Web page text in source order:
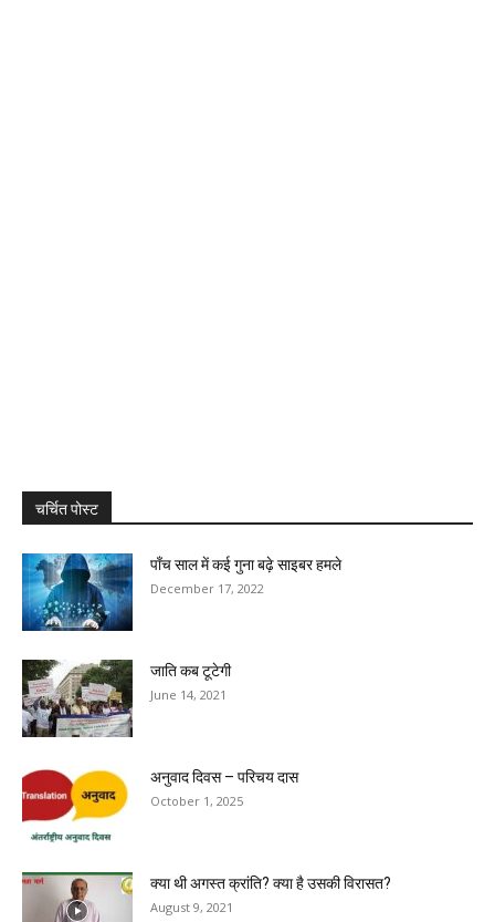
चर्चित पोस्ट
पाँच साल में कई गुना बढ़े साइबर हमले
December 17, 2022
जाति कब टूटेगी
June 14, 2021
अनुवाद दिवस – परिचय दास
October 1, 2025
क्या थी अगस्त क्रांति? क्या है उसकी विरासत?
August 9, 2021